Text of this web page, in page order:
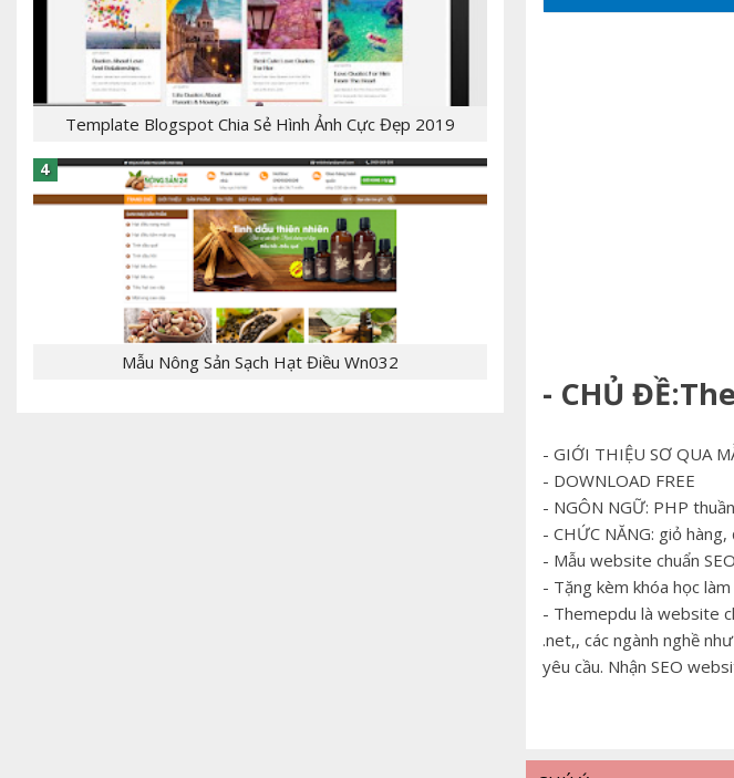
- CHỦ
- GIỚI THIỆU SƠ QUA
- DOWNLOAD FREE
- NGÔN NGỮ: PHP thuần
- CHỨC NĂNG: giỏ
- Mẫu website chuẩn
- Tặng kèm khóa học
- Themepdu là website
.net,, các ngành nghề
yêu cầu. Nhận SEO
Template Blogspot Chia Sẻ Hình Ảnh Cực Đẹp 2019
Mẫu Nông Sản Sạch Hạt Điều Wn032